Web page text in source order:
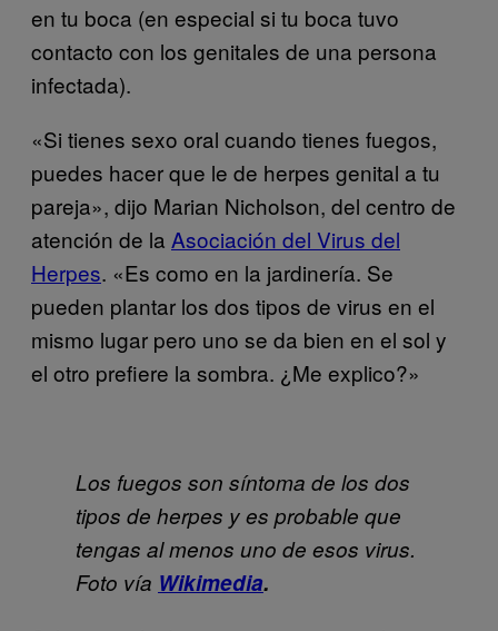
en tu boca (en especial si tu boca tuvo
contacto con los genitales de una persona
infectada).
«Si tienes sexo oral cuando tienes fuegos,
puedes hacer que le de herpes genital a tu
pareja», dijo Marian Nicholson, del centro de
atención de la Asociación del Virus del
Herpes. «Es como en la jardinería. Se
pueden plantar los dos tipos de virus en el
mismo lugar pero uno se da bien en el sol y
el otro prefiere la sombra. ¿Me explico?»
Los fuegos son síntoma de los dos
tipos de herpes y es probable que
tengas al menos uno de esos virus.
Foto vía Wikimedia.